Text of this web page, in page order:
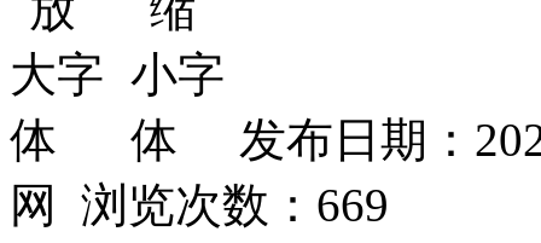
发布日期：
网 浏览次数： 669